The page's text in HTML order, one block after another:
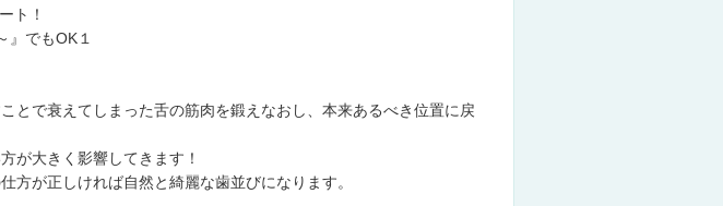
ト！
』でもOK１
とで衰えてしまった舌の筋肉を鍛えなおし、本来あるべき位置に戻
が大きく影響してきます！
方が正しければ自然と綺麗な歯並びになります。